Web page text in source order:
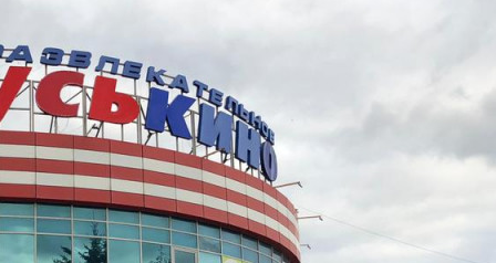
Владимирская обл
Получить контакты Посмотреть на карте
50/100 здания (общая площадь здания 4935 кв/м.) Кадастровый
номер: 33:22:032169:27 50/100 земельного участка
(содержание здания кинотеатра), общая площадь участка 8616
кв/м. Кадастровый номер: 33:22:032169:21 Объекты в
собственности. Имущество находится в г. Владимир
(Суздальский проспект, д.8). В здании...
431 (+1)
Навигация